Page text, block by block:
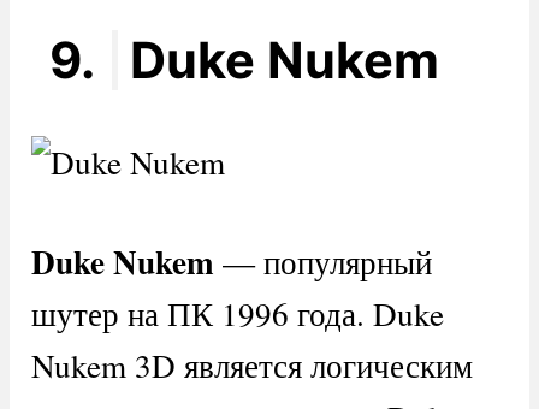
9. Duke Nukem
DukeNukem — популярный
шутер на ПК 1996 года. Duke
Nukem 3D является логическим